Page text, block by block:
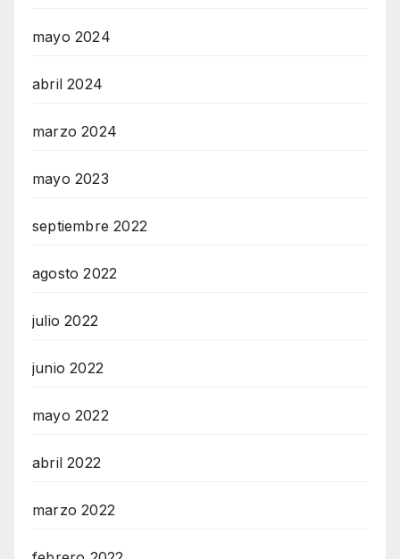
mayo 2024
abril 2024
marzo 2024
mayo 2023
septiembre 2022
agosto 2022
julio 2022
junio 2022
mayo 2022
abril 2022
marzo 2022